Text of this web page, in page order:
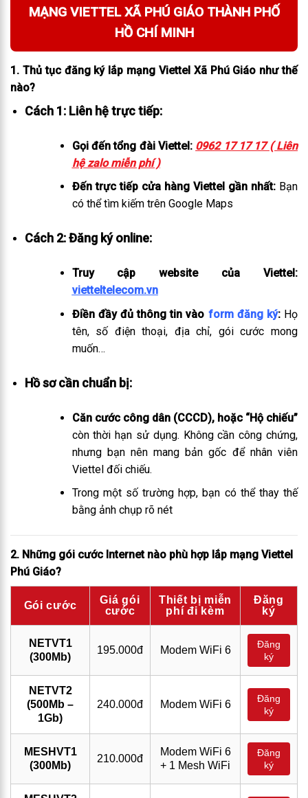
MẠNG VIETTEL XÃ PHÚ GIÁO THÀNH PHỐ
HỒ CHÍ MINH
1. Thủ tục đăng ký lắp mạng Viettel Xã Phú Giáo như thế
nào?
Cách 1: Liên hệ trực tiếp:
Gọi đến tổng đài Viettel: 0962 17 17 17 ( Liên
hệ zalo miễn phí )
Đến trực tiếp cửa hàng Viettel gần nhất:Bạn
có thể tìm kiếm trên Google Maps
Cách 2: Đăng ký online:
Truy cập website của Viettel:
vietteltelecom.vn
Điền đầy đủ thông tin vào form đăng ký: Họ
tên, số điện thoại, địa chỉ, gói cước mong
muốn…
Hồ sơ cần chuẩn bị:
Căn cước công dân (CCCD), hoặc “Hộ chiếu”
còn thời hạn sử dụng. Không cần công chứng,
nhưng bạn nên mang bản gốc để nhân viên
Viettel đối chiếu.
Trong một số trường hợp, bạn có thể thay thế
bằng ảnh chụp rõ nét
2. Những gói cước Internet nào phù hợp lắp mạng Viettel
Phú Giáo?
Gói cước
Giá gói
cước
Thiết bị miễn
phí đi kèm
Đăng
ký
NETVT1
(300Mb)
195.000đ Modem WiFi 6
Đăng
ký
NETVT2
(500Mb –
1Gb)
240.000đ Modem WiFi 6
Đăng
ký
MESHVT1
(300Mb)
210.000đ
Modem WiFi 6
+ 1 Mesh WiFi
Đăng
ký